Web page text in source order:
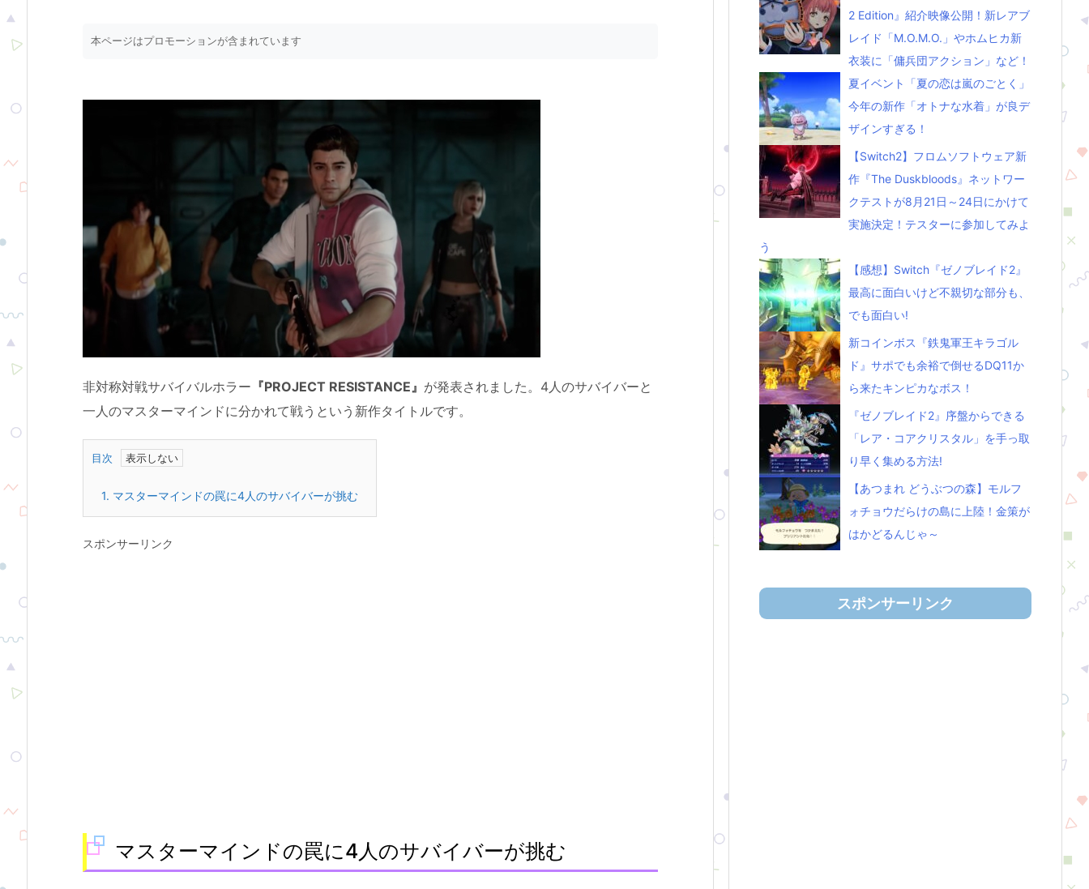
本ページはプロモーションが含まれています
非対称対戦サバイバルホラー 『PROJECT RESISTANCE』 が発表されました。4人のサバイバーと
一人のマスターマインドに分かれて戦うという新作タイトルです。
目次
1. マスターマインドの罠に4人のサバイバーが挑む
スポンサーリンク
マスターマインドの罠に4人のサバイバーが挑む
2 Edition』紹介映像公開！新レアブ
レイド「M.O.M.O.」やホムヒカ新
衣装に「傭兵団アクション」など！
夏イベント「夏の恋は嵐のごとく」
今年の新作「オトナな水着」が良デ
ザインすぎる！
【Switch2】フロムソフトウェア新
作『The Duskbloods』ネットワー
クテストが8月21日～24日にかけて
実施決定！テスターに参加してみよ
う
【感想】Switch『ゼノブレイド2』
最高に面白いけど不親切な部分も、
でも面白い!
新コインボス『鉄鬼軍王キラゴル
ド』サポでも余裕で倒せるDQ11か
ら来たキンピカなボス！
『ゼノブレイド2』序盤からできる
「レア・コアクリスタル」を手っ取
り早く集める方法!
【あつまれ どうぶつの森】モルフ
ォチョウだらけの島に上陸！金策が
はかどるんじゃ～
スポンサーリンク